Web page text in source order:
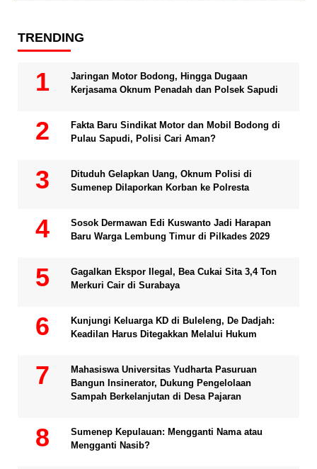
TRENDING
Jaringan Motor Bodong, Hingga Dugaan
Kerjasama Oknum Penadah dan Polsek Sapudi
Fakta Baru Sindikat Motor dan Mobil Bodong di
Pulau Sapudi, Polisi Cari Aman?
Dituduh Gelapkan Uang, Oknum Polisi di
Sumenep Dilaporkan Korban ke Polresta
Sosok Dermawan Edi Kuswanto Jadi Harapan
Baru Warga Lembung Timur di Pilkades 2029
Gagalkan Ekspor Ilegal, Bea Cukai Sita 3,4 Ton
Merkuri Cair di Surabaya
Kunjungi Keluarga KD di Buleleng, De Dadjah:
Keadilan Harus Ditegakkan Melalui Hukum
Mahasiswa Universitas Yudharta Pasuruan
Bangun Insinerator, Dukung Pengelolaan
Sampah Berkelanjutan di Desa Pajaran
Sumenep Kepulauan: Mengganti Nama atau
Mengganti Nasib?